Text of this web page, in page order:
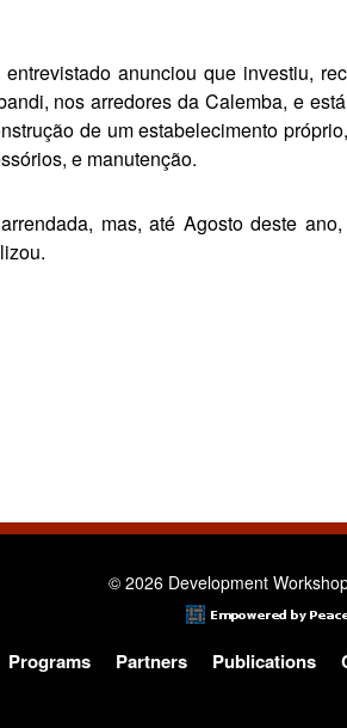
anunciou que investiu,
nos ar­redores da Calemba, e
de um esta­belecimento
e manutenção.
mas, até Agosto deste
© 2026 Development
Programs Partners Publications